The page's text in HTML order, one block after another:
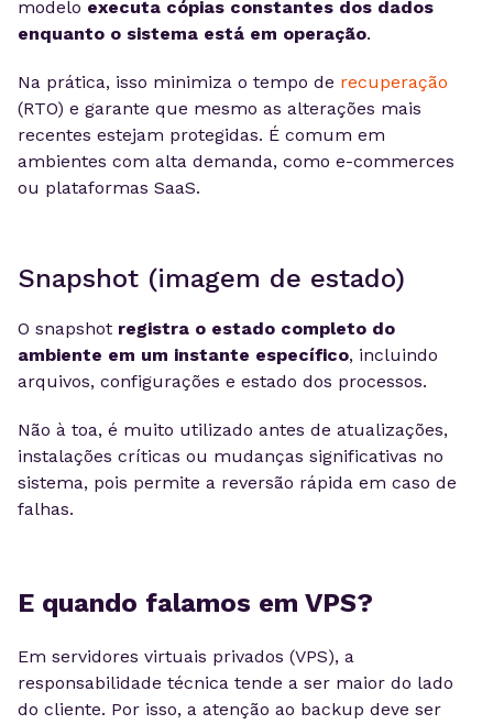
modelo executa cópias constantes dos dados
enquanto o sistema está em operação.
Na prática, isso minimiza o tempo de recuperação
(RTO) e garante que mesmo as alterações mais
recentes estejam protegidas. É comum em
ambientes com alta demanda, como e-commerces
ou plataformas SaaS.
Snapshot (imagem de estado)
O snapshot registra o estado completo do
ambiente em um instante específico, incluindo
arquivos, configurações e estado dos processos.
Não à toa, é muito utilizado antes de atualizações,
instalações críticas ou mudanças significativas no
sistema, pois permite a reversão rápida em caso de
falhas.
E quando falamos em VPS?
Em servidores virtuais privados (VPS), a
responsabilidade técnica tende a ser maior do lado
do cliente. Por isso, a atenção ao backup deve ser